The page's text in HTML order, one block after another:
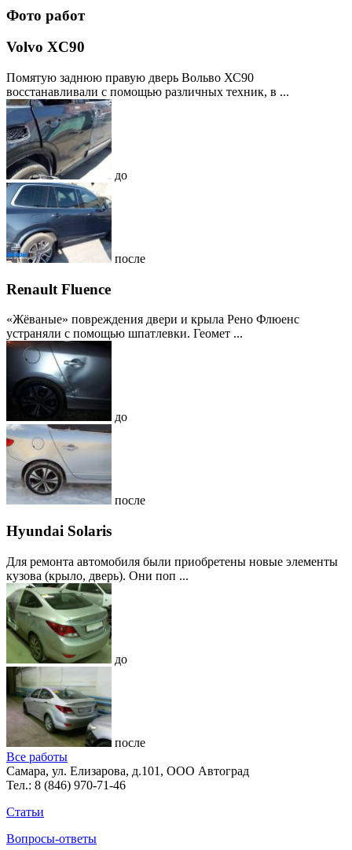
Фото работ
Volvo XC90
Помятую заднюю правую дверь Вольво ХС90
восстанавливали с помощью различных техник, в ...
до
после
Renault Fluence
«Жёваные» повреждения двери и крыла Рено Флюенс
устраняли с помощью шпатлевки. Геомет ...
до
после
Hyundai Solaris
Для ремонта автомобиля были приобретены новые элементы
кузова (крыло, дверь). Они поп ...
до
после
Все работы
Самара, ул. Елизарова, д.101, ООО Автоград
Тел.: 8 (846) 970-71-46
Статьи
Вопросы-ответы